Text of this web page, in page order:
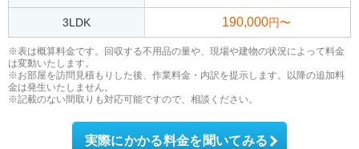
3LDK 190,000円〜
※表は概算料金です。回収する不用品の量や、現場や建物の状況によって料金
は変動いたします。
※お部屋を訪問見積もりした後、作業料金・内訳を提示します。以降の追加料
金は発生いたしません。
※記載のない間取りも対応可能ですので、相談ください。
実際にかかる料金を聞いてみる